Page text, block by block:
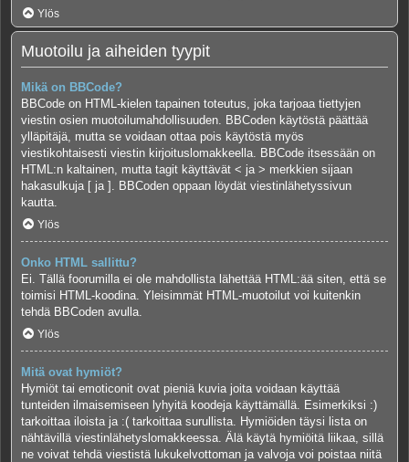
Ylös
Muotoilu ja aiheiden tyypit
Mikä on BBCode?
BBCode on HTML-kielen tapainen toteutus, joka tarjoaa tiettyjen
viestin osien muotoilumahdollisuuden. BBCoden käytöstä päättää
ylläpitäjä, mutta se voidaan ottaa pois käytöstä myös
viestikohtaisesti viestin kirjoituslomakkeella. BBCode itsessään on
HTML:n kaltainen, mutta tagit käyttävät < ja > merkkien sijaan
hakasulkuja [ ja ]. BBCoden oppaan löydät viestinlähetyssivun
kautta.
Ylös
Onko HTML sallittu?
Ei. Tällä foorumilla ei ole mahdollista lähettää HTML:ää siten, että se
toimisi HTML-koodina. Yleisimmät HTML-muotoilut voi kuitenkin
tehdä BBCoden avulla.
Ylös
Mitä ovat hymiöt?
Hymiöt tai emoticonit ovat pieniä kuvia joita voidaan käyttää
tunteiden ilmaisemiseen lyhyitä koodeja käyttämällä. Esimerkiksi :)
tarkoittaa iloista ja :( tarkoittaa surullista. Hymiöiden täysi lista on
nähtävillä viestinlähetyslomakkeessa. Älä käytä hymiöitä liikaa, sillä
ne voivat tehdä viestistä lukukelvottoman ja valvoja voi poistaa niitä